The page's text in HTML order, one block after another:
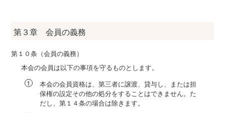
第３章 会員の義務
第１０条（会員の義務）
本会の会員は以下の事項を守るものとします。
本会の会員資格は、第三者に譲渡、貸与し、または担
保権の設定その他の処分をすることはできません。た
だし、第１４条の場合は除きます。